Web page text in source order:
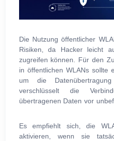
Die Nutzung öffentlicher
Risiken, da Hacker leicht
zugreifen können. Für den
in öffentlichen WLANs sollte
um die
verschlüsselt die
übertragenen Daten vor
Es empfiehlt sich, die
aktivieren, wenn sie